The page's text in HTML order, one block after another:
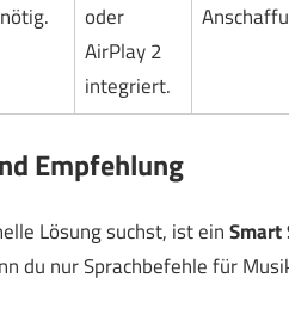
oder
AirPlay 2
integriert.
Empfehlung
Lösung suchst, ist einSmart
du nur Sprachbefehle für